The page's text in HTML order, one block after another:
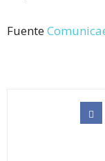
Fuente